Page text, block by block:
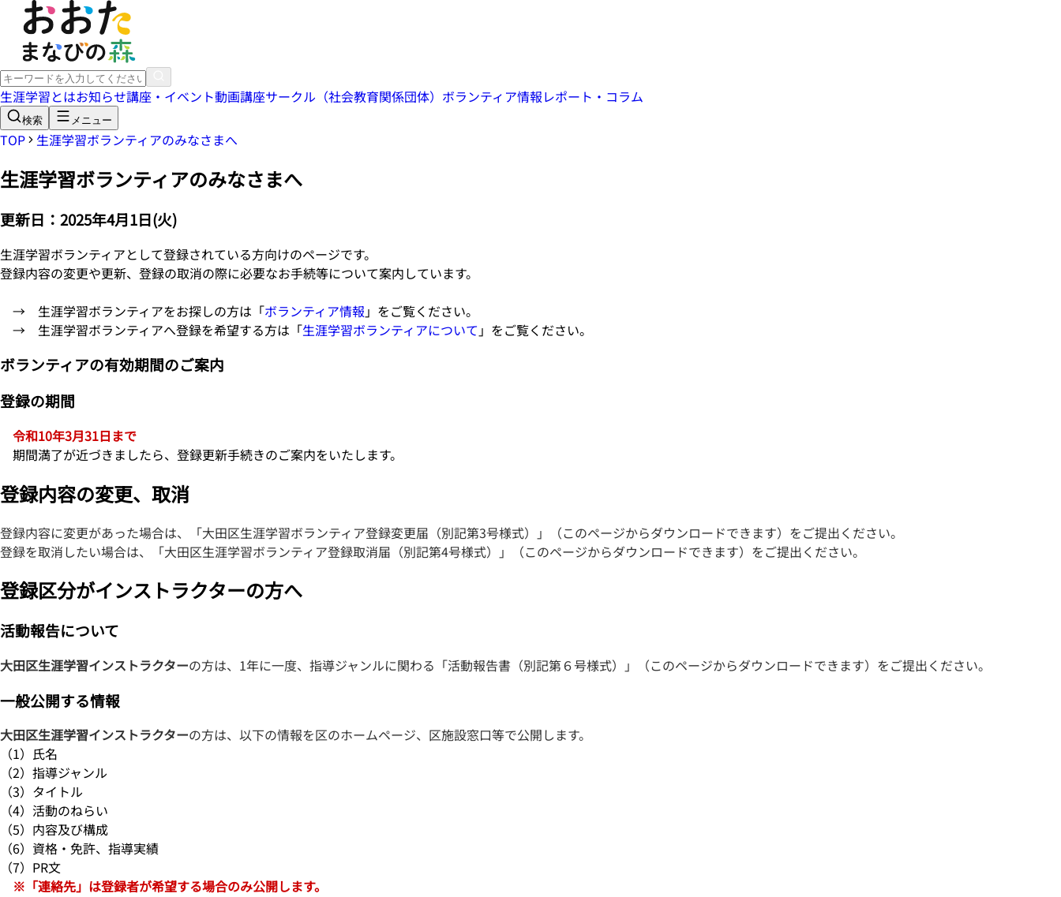
生涯学習とはお知らせ講座・イベント動画講座サークル（社会教育関係団体） ボランティア情報レポート・コラム
検索 メニュー
TOP 生涯学習ボランティアのみなさまへ
生涯学習ボランティアのみなさまへ
更新日： 2025年4月1日(火)
生涯学習ボランティアとして登録されている方向けのページです。
登録内容の変更や更新、登録の取消の際に必要なお手続等について案内しています。
→ 生涯学習ボランティアをお探しの方は「ボランティア情報 」をご覧ください。
→ 生涯学習ボランティアへ登録を希望する方は「生涯学習ボランティアについて 」をご覧ください。
ボランティアの有効期間のご案内
登録の期間
令和10年3月31日まで
期間満了が近づきましたら、登録更新手続きのご案内をいたします。
登録内容の変更、取消
登録内容に変更があった場合は、「大田区生涯学習ボランティア登録変更届（別記第3号様式）」（このページからダウンロードできます）をご提出ください。
登録を取消したい場合は、「大田区生涯学習ボランティア登録取消届（別記第4号様式）」（このページからダウンロードできます）をご提出ください。
登録区分がインストラクターの方へ
活動報告について
大田区生涯学習インストラクターの方は、1年に一度、指導ジャンルに関わる「活動報告書（別記第６号様式）」（このページからダウンロードできます）をご提出ください。
一般公開する情報
大田区生涯学習インストラクターの方は、以下の情報を区のホームページ、区施設窓口等で公開します。
（1）氏名
（2）指導ジャンル
（3）タイトル
（4）活動のねらい
（5）内容及び構成
（6）資格・免許、指導実績
（7）PR文
※「連絡先」は登録者が希望する場合のみ公開します。